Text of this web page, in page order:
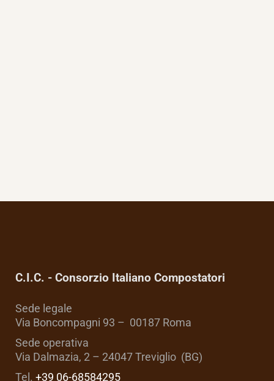
C.I.C. - Consorzio Italiano Compostatori
Sede legale
Via Boncompagni 93 – 00187 Roma
Sede operativa
Via Dalmazia, 2 – 24047 Treviglio (BG)
Tel. +39 06-68584295